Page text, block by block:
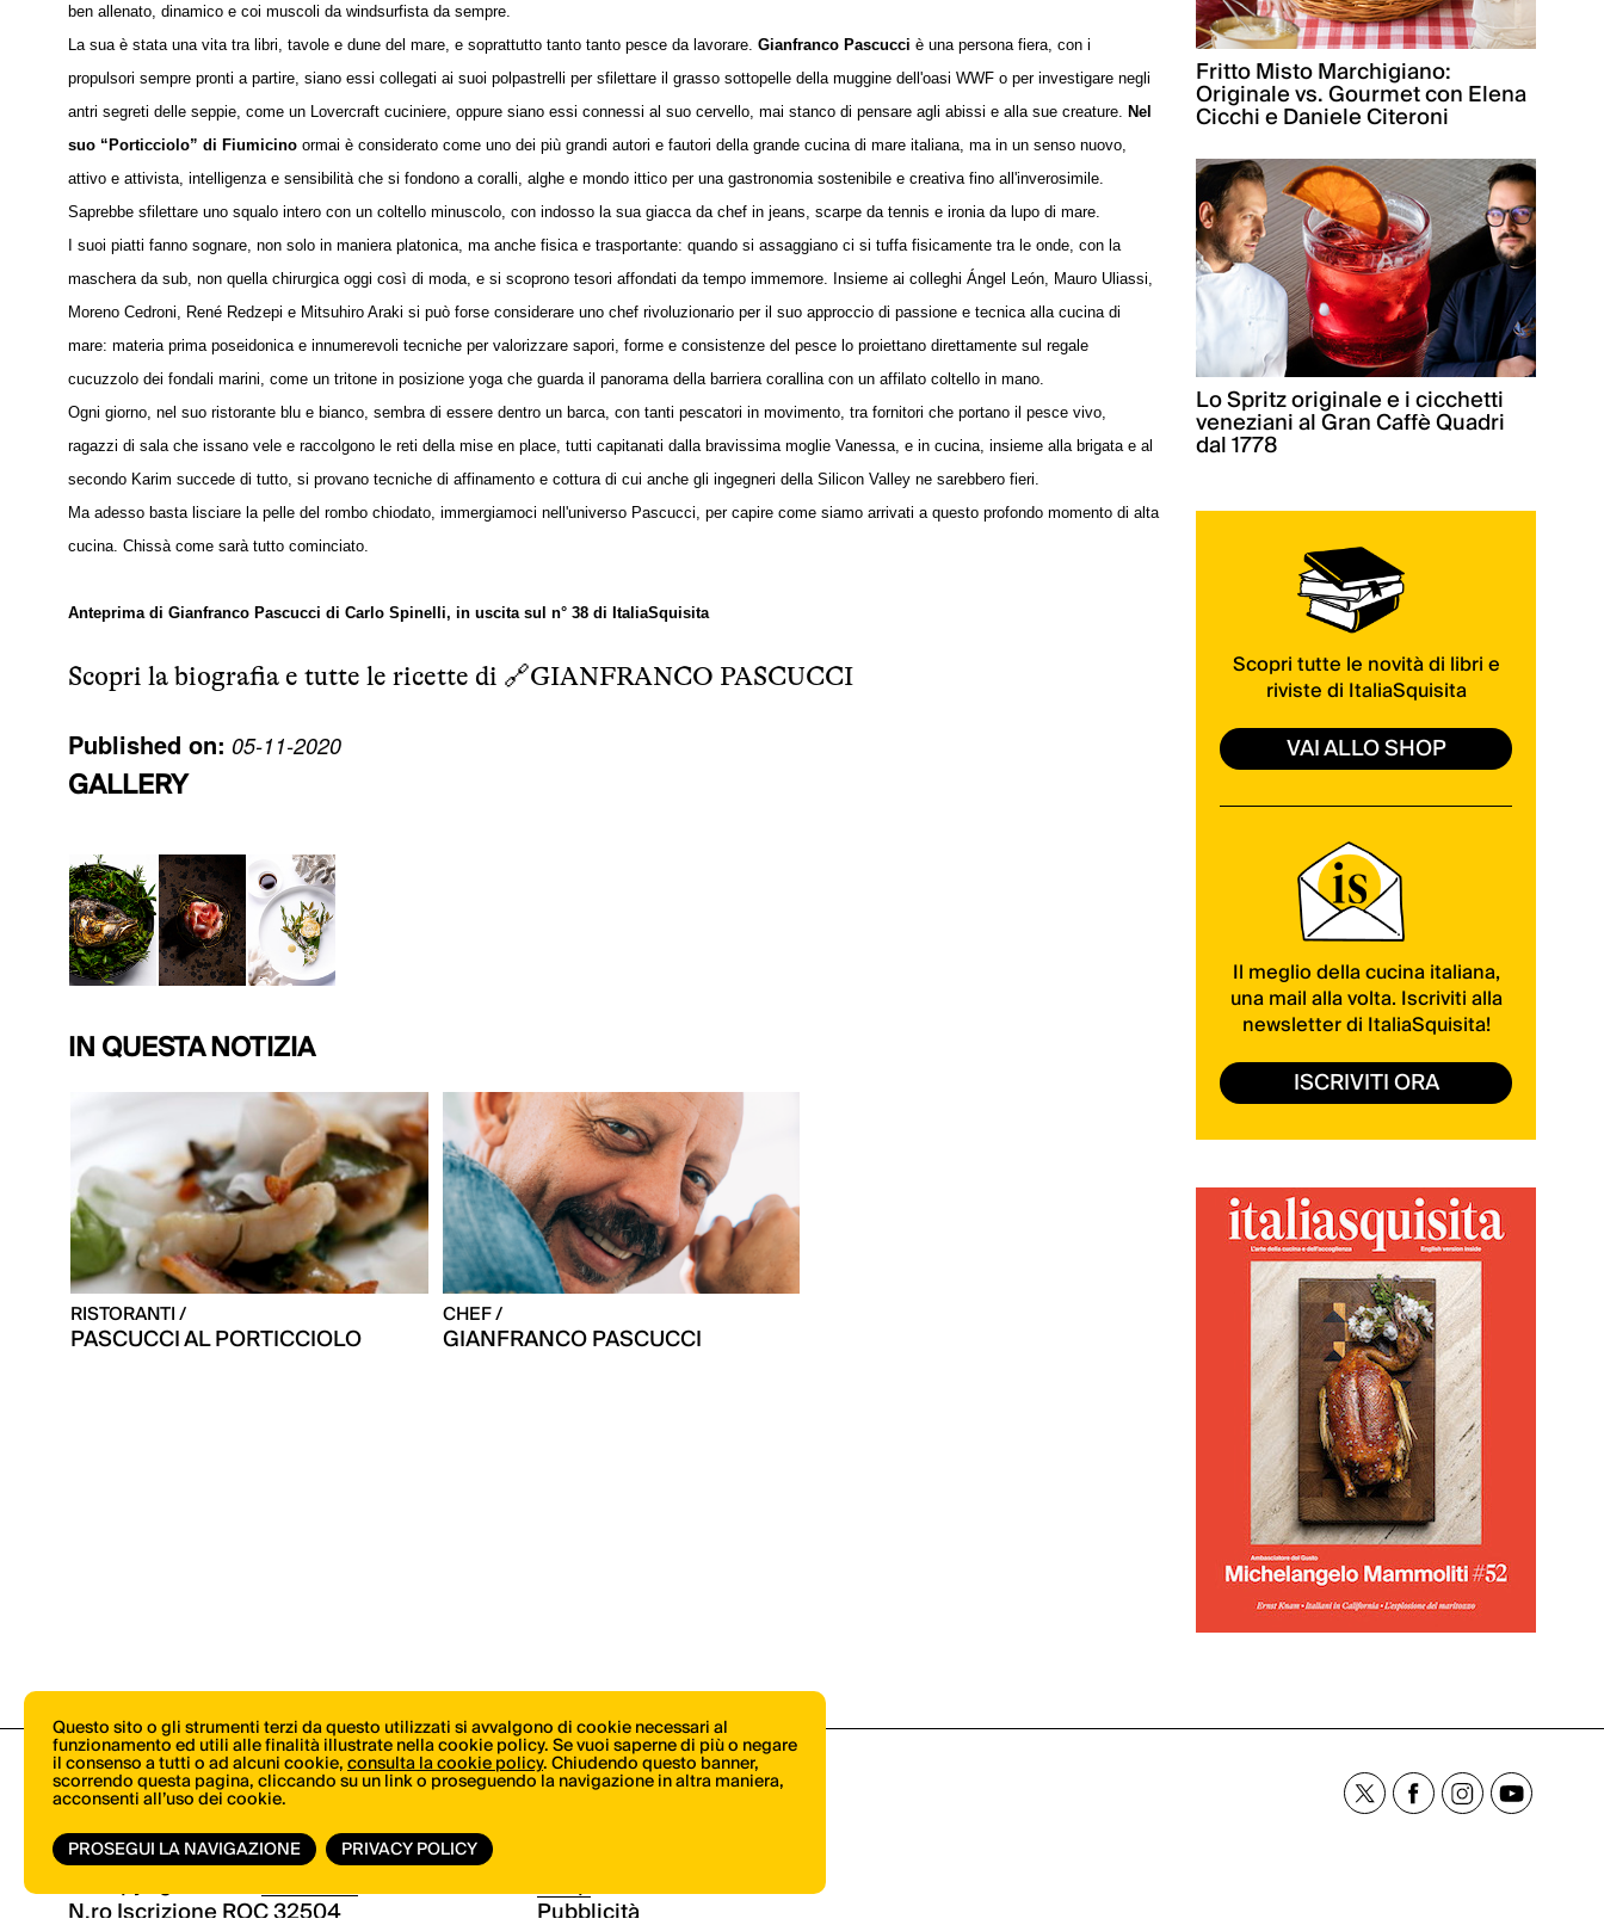
ben allenato, dinamico e coi muscoli da windsurfista da sempre.
La sua è stata una vita tra libri, tavole e dune del mare, e soprattutto tanto tanto pesce da lavorare. Gianfranco Pascucci è una persona fiera, con i
propulsori sempre pronti a partire, siano essi collegati ai suoi polpastrelli per sfilettare il grasso sottopelle della muggine dell'oasi WWF o per investigare negli
antri segreti delle seppie, come un Lovercraft cuciniere, oppure siano essi connessi al suo cervello, mai stanco di pensare agli abissi e alla sue creature. Nel
suo “Porticciolo” di Fiumicino ormai è considerato come uno dei più grandi autori e fautori della grande cucina di mare italiana, ma in un senso nuovo,
attivo e attivista, intelligenza e sensibilità che si fondono a coralli, alghe e mondo ittico per una gastronomia sostenibile e creativa fino all'inverosimile.
Saprebbe sfilettare uno squalo intero con un coltello minuscolo, con indosso la sua giacca da chef in jeans, scarpe da tennis e ironia da lupo di mare.
I suoi piatti fanno sognare, non solo in maniera platonica, ma anche fisica e trasportante: quando si assaggiano ci si tuffa fisicamente tra le onde, con la
maschera da sub, non quella chirurgica oggi così di moda, e si scoprono tesori affondati da tempo immemore. Insieme ai colleghi Ángel León, Mauro Uliassi,
Moreno Cedroni, René Redzepi e Mitsuhiro Araki si può forse considerare uno chef rivoluzionario per il suo approccio di passione e tecnica alla cucina di
mare: materia prima poseidonica e innumerevoli tecniche per valorizzare sapori, forme e consistenze del pesce lo proiettano direttamente sul regale
cucuzzolo dei fondali marini, come un tritone in posizione yoga che guarda il panorama della barriera corallina con un affilato coltello in mano.
Ogni giorno, nel suo ristorante blu e bianco, sembra di essere dentro un barca, con tanti pescatori in movimento, tra fornitori che portano il pesce vivo,
ragazzi di sala che issano vele e raccolgono le reti della mise en place, tutti capitanati dalla bravissima moglie Vanessa, e in cucina, insieme alla brigata e al
secondo Karim succede di tutto, si provano tecniche di affinamento e cottura di cui anche gli ingegneri della Silicon Valley ne sarebbero fieri.
Ma adesso basta lisciare la pelle del rombo chiodato, immergiamoci nell'universo Pascucci, per capire come siamo arrivati a questo profondo momento di alta
cucina. Chissà come sarà tutto cominciato.
Anteprima di Gianfranco Pascucci di Carlo Spinelli, in uscita sul n° 38 di ItaliaSquisita
Scopri la biografia e tutte le ricette di 🔗GIANFRANCO PASCUCCI
Published on: 05-11-2020
GALLERY
IN QUESTA NOTIZIA
RISTORANTI /
PASCUCCI AL PORTICCIOLO
CHEF /
GIANFRANCO PASCUCCI
Fritto Misto Marchigiano:
Originale vs. Gourmet con Elena
Cicchi e Daniele Citeroni
Lo Spritz originale e i cicchetti
veneziani al Gran Caffè Quadri
dal 1778
Scopri tutte le novità di libri e
riviste di ItaliaSquisita
VAI ALLO SHOP
Il meglio della cucina italiana,
una mail alla volta. Iscriviti alla
newsletter di ItaliaSquisita!
ISCRIVITI ORA
© Copyright 2026.Vertical.it
N.ro Iscrizione ROC 32504
Shop
Pubblicità
Questo sito o gli strumenti terzi da questo utilizzati si avvalgono di cookie necessari al
funzionamento ed utili alle finalità illustrate nella cookie policy. Se vuoi saperne di più o negare
il consenso a tutti o ad alcuni cookie,consulta la cookie policy. Chiudendo questo banner,
scorrendo questa pagina, cliccando su un link o proseguendo la navigazione in altra maniera,
acconsenti all’uso dei cookie.
PROSEGUI LA NAVIGAZIONE
PRIVACY POLICY